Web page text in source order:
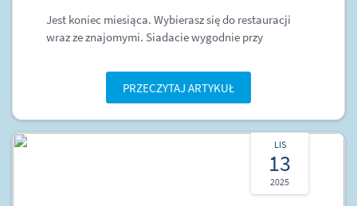
Jest koniec miesiąca. Wybierasz się do restauracji
wraz ze znajomymi. Siadacie wygodnie przy
PRZECZYTAJ ARTYKUŁ
LIS
13
2025